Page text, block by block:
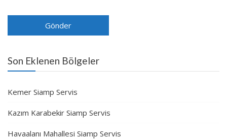
Son Eklenen Bölgeler
Kemer Siamp Servis
Kazım Karabekir Siamp Servis
Havaalanı Mahallesi Siamp Servis